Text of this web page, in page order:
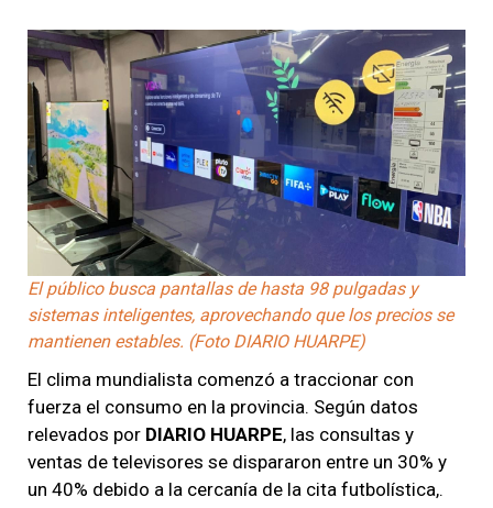
El público busca pantallas de hasta 98 pulgadas y
sistemas inteligentes, aprovechando que los precios se
mantienen estables. (Foto DIARIO HUARPE)
El clima mundialista comenzó a traccionar con
fuerza el consumo en la provincia. Según datos
relevados por DIARIO HUARPE, las consultas y
ventas de televisores se dispararon entre un 30% y
un 40% debido a la cercanía de la cita futbolística,.